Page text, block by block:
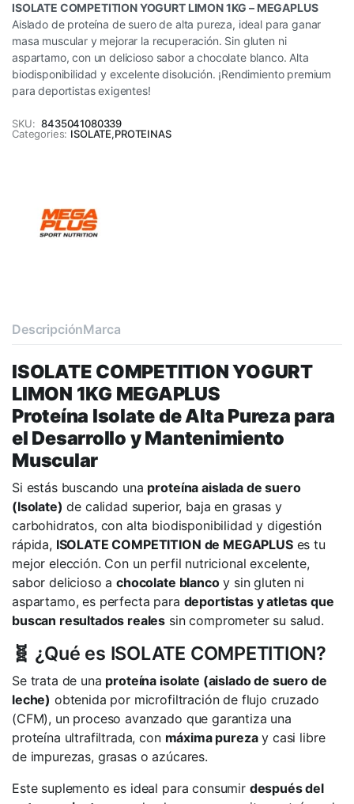
ISOLATE COMPETITION YOGURT LIMON 1KG – MEGAPLUS
Aislado de proteína de suero de alta pureza, ideal para ganar
masa muscular y mejorar la recuperación. Sin gluten ni
aspartamo, con un delicioso sabor a chocolate blanco. Alta
biodisponibilidad y excelente disolución. ¡Rendimiento premium
para deportistas exigentes!
SKU: 8435041080339
Categories: ISOLATE,PROTEINAS
DescripciónMarca
ISOLATE COMPETITION YOGURT
LIMON 1KG MEGAPLUS
Proteína Isolate de Alta Pureza para
el Desarrollo y Mantenimiento
Muscular
Si estás buscando una proteína aislada de suero
(Isolate) de calidad superior, baja en grasas y
carbohidratos, con alta biodisponibilidad y digestión
rápida, ISOLATE COMPETITION de MEGAPLUSes tu
mejor elección. Con un perfil nutricional excelente,
sabor delicioso achocolate blancoy sin gluten ni
aspartamo, es perfecta para deportistas y atletas que
buscan resultados reales sin comprometer su salud.
🧬 ¿Qué es ISOLATE COMPETITION?
Se trata de una proteína isolate (aislado de suero de
leche) obtenida por microfiltración de flujo cruzado
(CFM), un proceso avanzado que garantiza una
proteína ultrafiltrada, con máxima purezay casi libre
de impurezas, grasas o azúcares.
Este suplemento es ideal para consumir después del